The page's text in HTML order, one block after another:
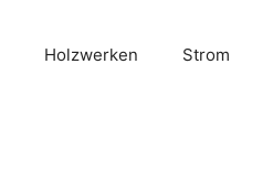
Holzwerken Strom